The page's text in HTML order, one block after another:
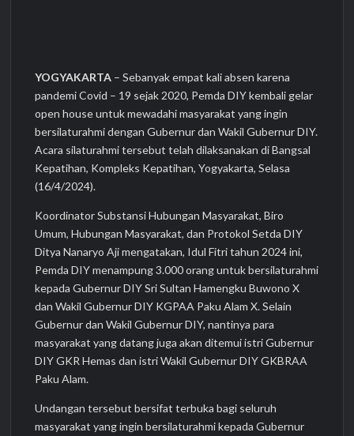
YOGYAKARTA – Sebanyak empat kali absen karena
pandemi Covid – 19 sejak 2020, Pemda DIY kembali gelar
open house untuk mewadahi masyarakat yang ingin
bersilaturahmi dengan Gubernur dan Wakil Gubernur DIY.
Acara silaturahmi tersebut telah dilaksanakan di Bangsal
Kepatihan, Kompleks Kepatihan, Yogyakarta, Selasa
(16/4/2024).
Koordinator Substansi Hubungan Masyarakat, Biro
Umum, Hubungan Masyarakat, dan Protokol Setda DIY
Ditya Nanaryo Aji mengatakan, Idul Fitri tahun 2024 ini,
Pemda DIY menampung 3.000 orang untuk bersilaturahmi
kepada Gubernur DIY Sri Sultan Hamengku Buwono X
dan Wakil Gubernur DIY KGPAA Paku Alam X. Selain
Gubernur dan Wakil Gubernur DIY, nantinya para
masyarakat yang datang juga akan ditemui istri Gubernur
DIY GKR Hemas dan istri Wakil Gubernur DIY GKBRAA
Paku Alam.
Undangan tersebut bersifat terbuka bagi seluruh
masyarakat yang ingin bersilaturahmi kepada Gubernur